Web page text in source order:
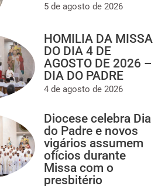
5 de agosto de 2026
HOMILIA DA MISSA
DO DIA 4 DE
AGOSTO DE 2026 –
DIA DO PADRE
4 de agosto de 2026
Diocese celebra Dia
do Padre e novos
vigários assumem
ofícios durante
Missa com o
presbitério